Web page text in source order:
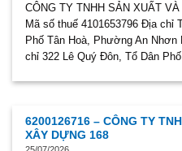
CÔNG TY TNHH SẢN XUẤT
Mã số thuế 4101653796 Địa chỉ
Phố Tân Hoà, Phường An
chỉ 322 Lê Quý Đôn, Tổ Dân
6200126716 – CÔNG TY
XÂY DỰNG 168